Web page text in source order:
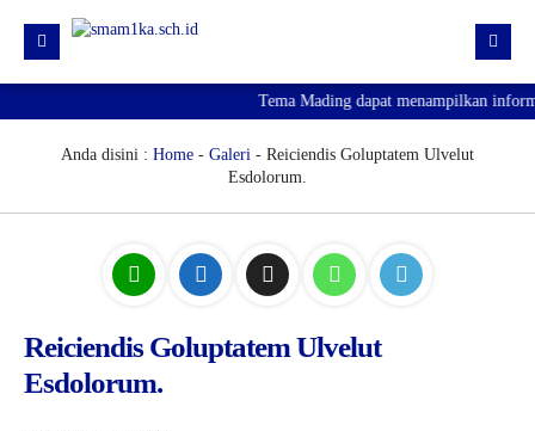
PROFIL
KESISWAAN
PJJ
Tema Mading dapat menampilkan
Anda disini : Home - Galeri - Reiciendis Goluptatem Ulvelut
Esdolorum.
Reiciendis Goluptatem Ulvelut
Esdolorum.